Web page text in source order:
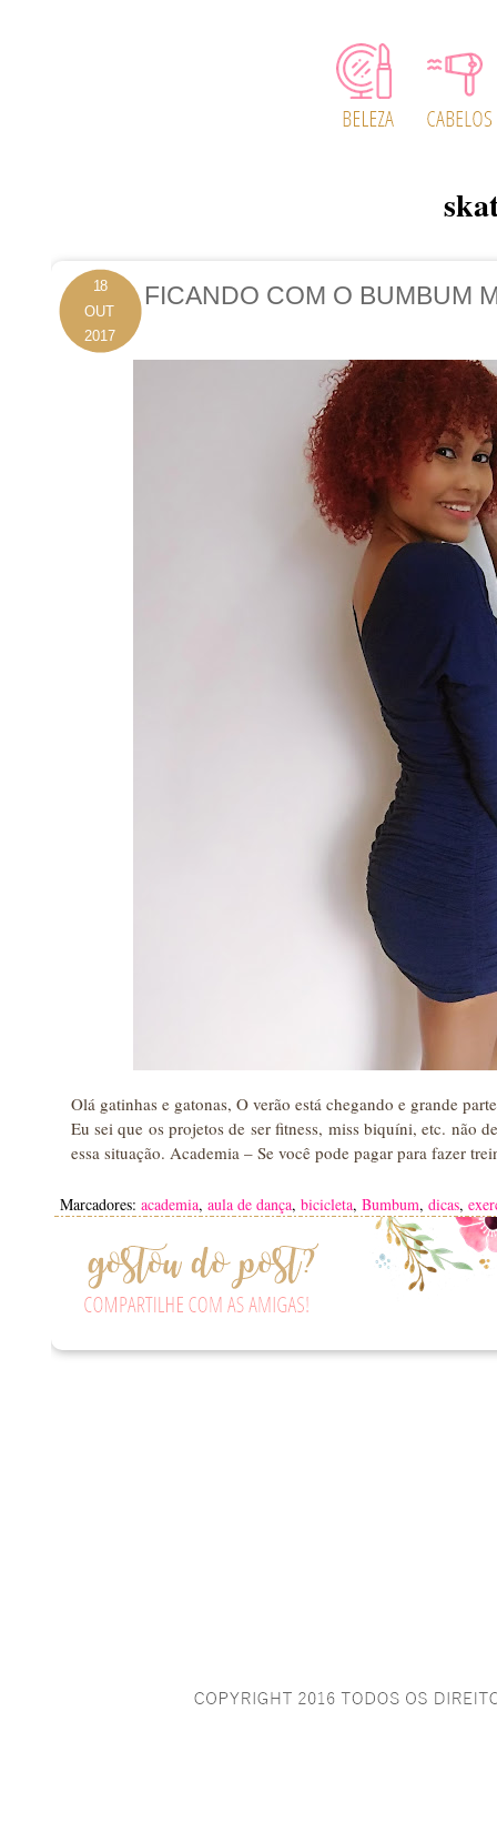
18
OUT
2017
FICANDO COM O BUMBUM
Olá gatinhas e gatonas, O verão está chegando e grande
Eu sei que os projetos de ser fitness, miss biquíni, etc. não
essa situação. Academia – Se você pode pagar para fazer
Marcadores: academia, aula de dança, bicicleta, Bumbum, dicas,